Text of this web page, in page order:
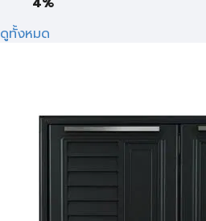
ดูทั้งหมด